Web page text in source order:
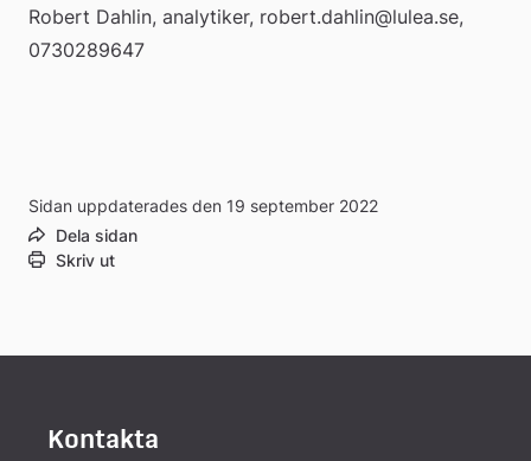
Robert Dahlin, analytiker, robert.dahlin@lulea.se,
0730289647
Sidan uppdaterades den 19 september 2022
Dela sidan
Skriv ut
Kontakta